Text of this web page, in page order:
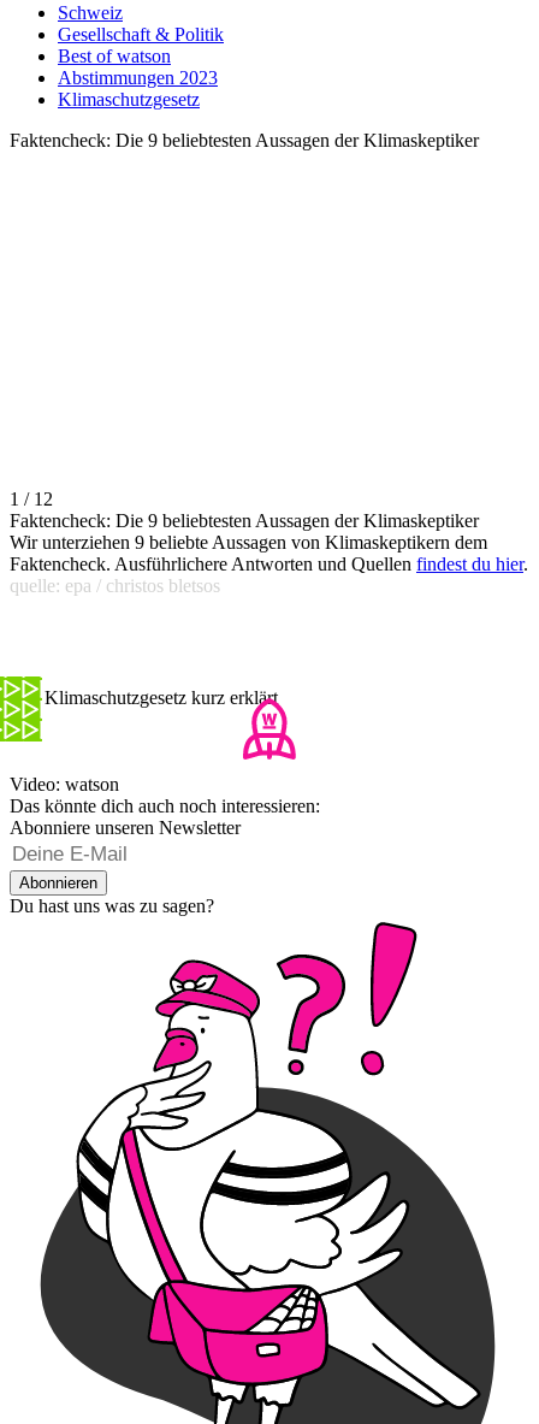
Schweiz
Gesellschaft & Politik
Best of watson
Abstimmungen 2023
Klimaschutzgesetz
Faktencheck: Die 9 beliebtesten Aussagen der Klimaskeptiker
1 / 12
Faktencheck: Die 9 beliebtesten Aussagen der Klimaskeptiker
Wir unterziehen 9 beliebte Aussagen von Klimaskeptikern dem
Faktencheck. Ausführlichere Antworten und Quellen findest du hier.
quelle: epa / christos bletsos
Das Klimaschutzgesetz kurz erklärt
Video: watson
Das könnte dich auch noch interessieren:
Abonniere unseren Newsletter
Abonnieren
Du hast uns was zu sagen?